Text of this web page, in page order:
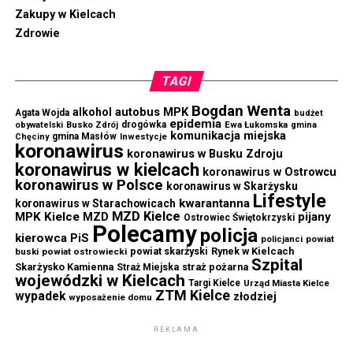
Zakupy w Kielcach
Zdrowie
TAGI
Agata Wojda alkohol autobus MPK Bogdan Wenta budżet
obywatelski Busko Zdrój drogówka epidemia Ewa Łukomska gmina
Chęciny gmina Masłów Inwestycje komunikacja miejska
koronawirus koronawirus w Busku Zdroju
koronawirus w kielcach koronawirus w Ostrowcu
koronawirus w Polsce koronawirus w Skarżysku
koronawirus w Starachowicach kwarantanna Lifestyle
MPK Kielce MZD MZD Kielce Ostrowiec Świętokrzyski pijany
kierowca PiS Polecamypolicja policjanci powiat
buski powiat ostrowiecki powiat skarżyski Rynek w Kielcach
Skarżysko Kamienna Straż Miejska straż pożarna Szpital
wojewódzki w Kielcach Targi Kielce Urząd Miasta Kielce
wypadek wyposażenie domu ZTM Kielce złodziej
REKLAMA